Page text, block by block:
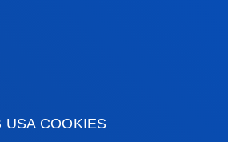
USA COOKIES